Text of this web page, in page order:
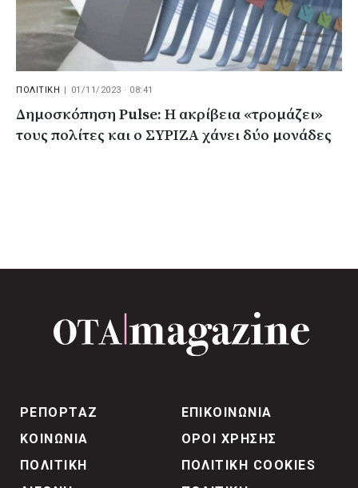
ΠΟΛΙΤΙΚΗ 01/11/2023 · 08:41
Δημοσκόπηση Pulse: Η ακρίβεια «τρομάζει»
τους πολίτες και ο ΣΥΡΙΖΑ χάνει δύο μονάδες
ΡΕΠΟΡΤΑΖ
ΚΟΙΝΩΝΙΑ
ΠΟΛΙΤΙΚΗ
ΕΠΙΚΟΙΝΩΝΙΑ
ΟΡΟΙ ΧΡΗΣΗΣ
ΠΟΛΙΤΙΚΗ COOKIES